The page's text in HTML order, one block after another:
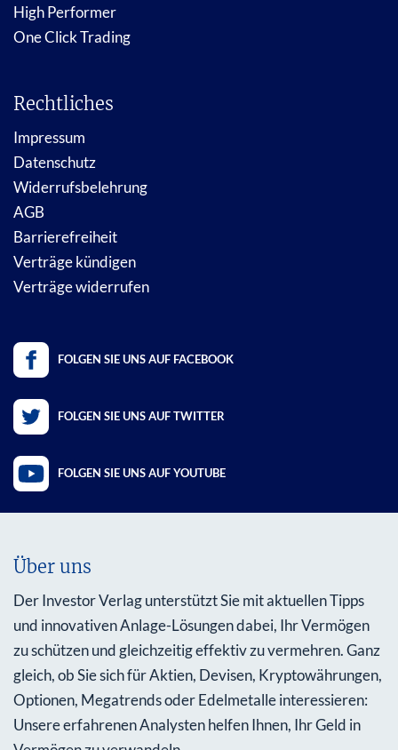
High Performer
One Click Trading
Rechtliches
Impressum
Datenschutz
Widerrufsbelehrung
AGB
Barrierefreiheit
Verträge kündigen
Verträge widerrufen
FOLGEN SIE UNS AUF FACEBOOK
FOLGEN SIE UNS AUF TWITTER
FOLGEN SIE UNS AUF YOUTUBE
Über uns
Der Investor Verlag unterstützt Sie mit aktuellen Tipps
und innovativen Anlage-Lösungen dabei, Ihr Vermögen
zu schützen und gleichzeitig effektiv zu vermehren. Ganz
gleich, ob Sie sich für Aktien, Devisen, Kryptowährungen,
Optionen, Megatrends oder Edelmetalle interessieren:
Unsere erfahrenen Analysten helfen Ihnen, Ihr Geld in